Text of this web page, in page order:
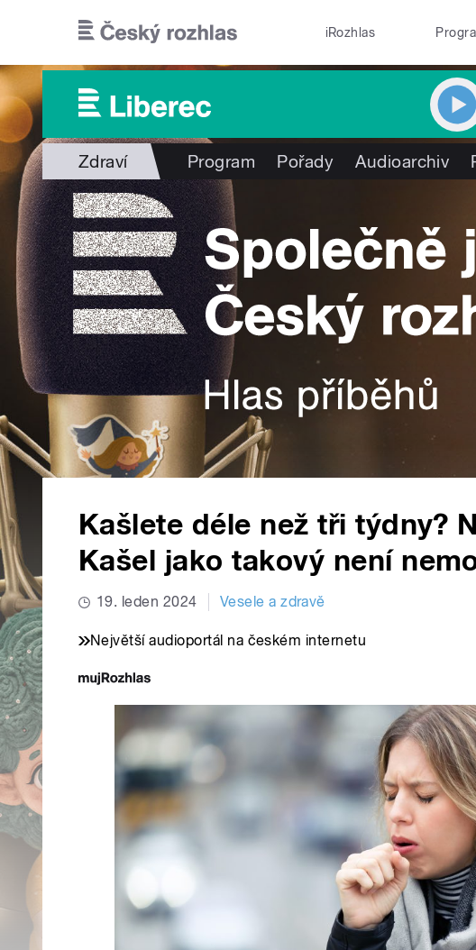
iRozhlas
Zdraví Program Pořady Audioarchiv
Kašlete déle než tři týdny?
Kašel jako takový není
19. leden 2024 Vesele a zdravě
Největší audioportál na českém internetu